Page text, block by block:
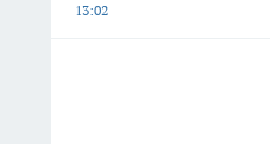
13:02